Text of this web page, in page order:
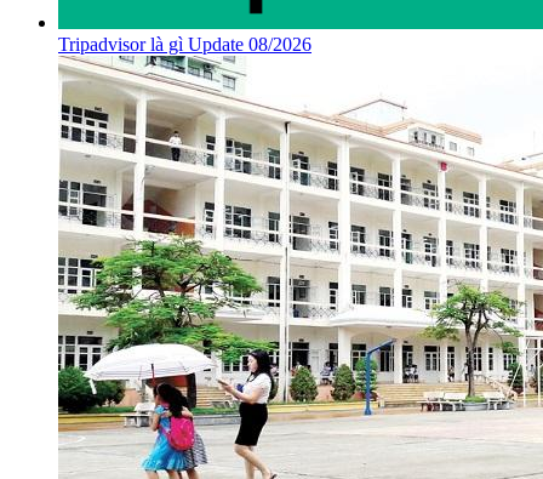
Tripadvisor là gì Update 08/2026